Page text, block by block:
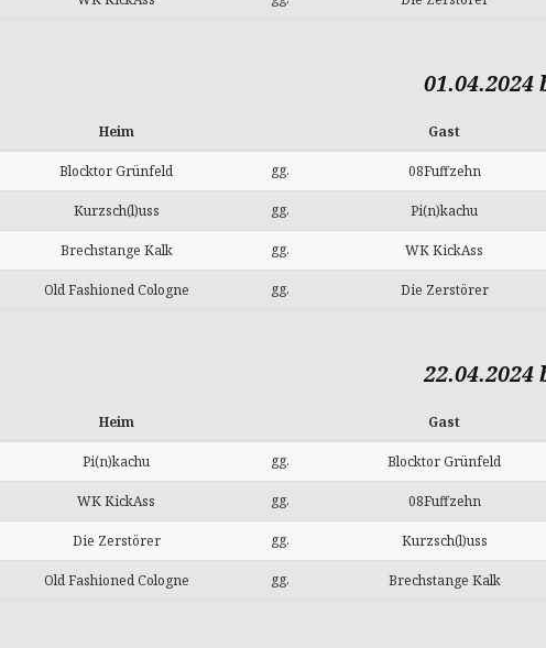
01.04.2024
Heim Gast
Blocktor Grünfeld gg. 08Fuffzehn
Kurzsch(l)uss gg. Pi(n)kachu
Brechstange Kalk gg. WK KickAss
Old Fashioned Cologne gg. Die Zerstörer
22.04.2024
Heim Gast
Pi(n)kachu gg. Blocktor Grünfeld
WK KickAss gg. 08Fuffzehn
Die Zerstörer gg. Kurzsch(l)uss
Old Fashioned Cologne gg. Brechstange Kalk